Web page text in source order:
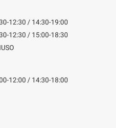
12:30 / 14:30-19:00
12:30 / 15:00-18:30
12:00 / 14:30-18:00